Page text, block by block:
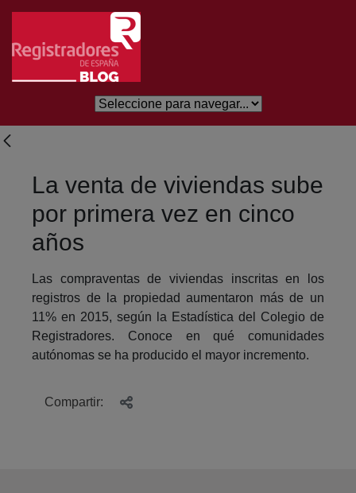
Saltar al contenido principal
La venta de viviendas sube
por primera vez en cinco
años
Las compraventas de viviendas inscritas en los
registros de la propiedad aumentaron más de un
11% en 2015, según la Estadística del Colegio de
Registradores. Conoce en qué comunidades
autónomas se ha producido el mayor incremento.
Compartir: